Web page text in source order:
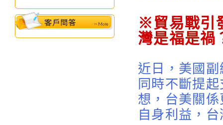
※貿易戰引
灣是福是禍
近日，美國
同時不斷提
想，台美關
自身利益，